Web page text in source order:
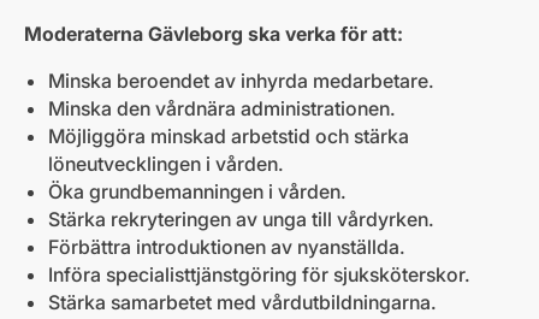
Moderaterna Gävleborg ska verka för att:
Minska beroendet av inhyrda medarbetare.
Minska den vårdnära administrationen.
Möjliggöra minskad arbetstid och stärka
löneutvecklingen i vården.
Öka grundbemanningen i vården.
Stärka rekryteringen av unga till vårdyrken.
Förbättra introduktionen av nyanställda.
Införa specialisttjänstgöring för sjuksköterskor.
Stärka samarbetet med vårdutbildningarna.